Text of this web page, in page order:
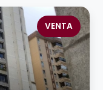
VENTA